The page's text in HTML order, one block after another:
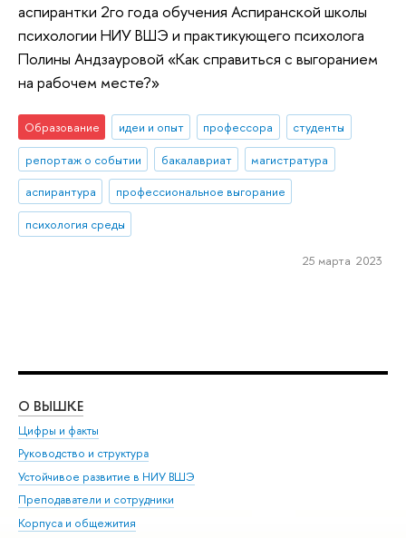
аспирантки 2го года обучения Аспиранской школы
психологии НИУ ВШЭ и практикующего психолога
Полины Андзауровой «Как справиться с выгоранием
на рабочем месте?»
Образование идеи и опыт профессора
студенты
репортаж о событии
бакалавриат
магистратура
аспирантура
профессиональное выгорание
психология среды
25 марта 2023
О ВЫШКЕ
Цифры и факты
Руководство и структура
Устойчивое развитие в НИУ ВШЭ
Преподаватели и сотрудники
Корпуса и общежития